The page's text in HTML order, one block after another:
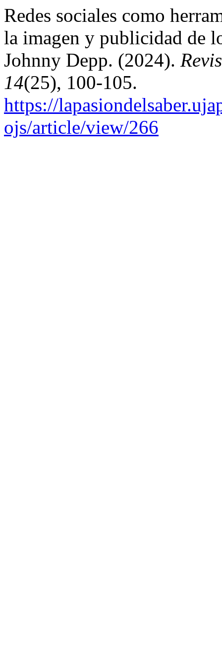
Redes sociales como
la imagen y publicidad de
Johnny Depp. (2024).
14(25), 100-105.
https://
ojs/article/view/266